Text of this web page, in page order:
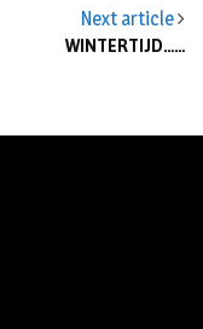
Next article
WINTERTIJD……